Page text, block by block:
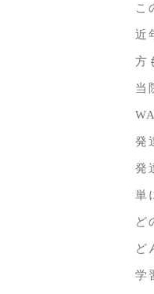
こ
近
方
当
発
発
単
ど
ど
学